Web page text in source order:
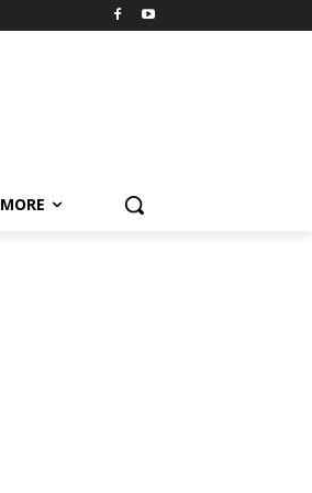
MORE